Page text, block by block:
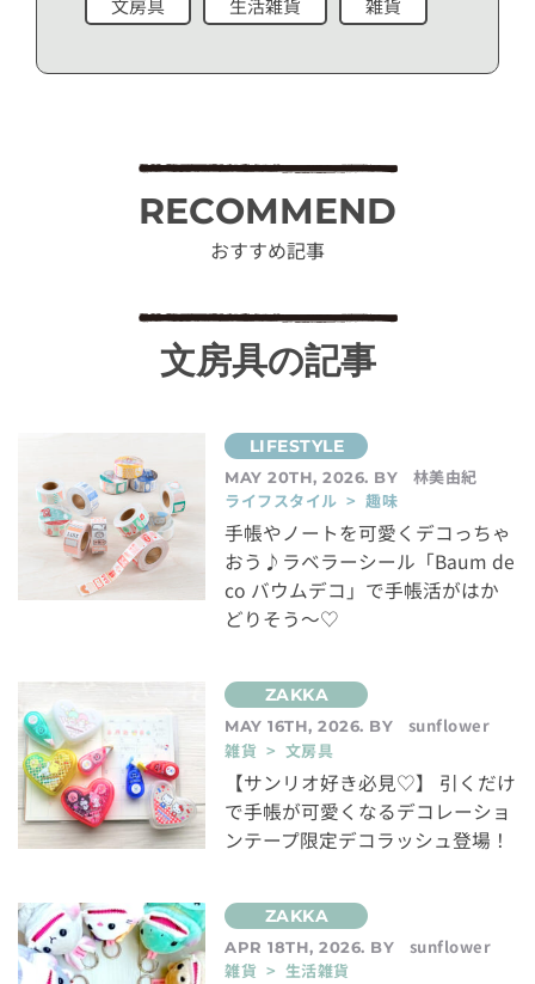
文房具 生活雑貨 雑貨
RECOMMEND
おすすめ記事
文房具の記事
MAY 20TH, 2026. BY
林美由紀
ライフスタイル > 趣味
手帳やノートを可愛くデコっちゃ
おう♪ラベラーシール「Baum de
co バウムデコ」で手帳活がはか
どりそう～♡
MAY 16TH, 2026. BY
sunflower
雑貨 > 文房具
【サンリオ好き必見♡】 引くだけ
で手帳が可愛くなるデコレーショ
ンテープ限定デコラッシュ登場！
APR 18TH, 2026. BY
sunflower
雑貨 > 生活雑貨